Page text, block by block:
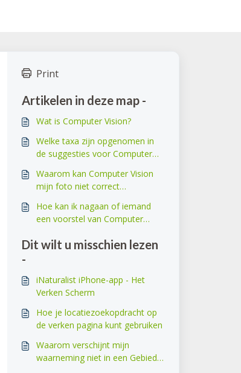
Print
Artikelen in deze map -
Wat is Computer Vision?
Welke taxa zijn opgenomen in
de suggesties voor Computer
Waarom kan Computer Vision
mijn foto niet correct
Hoe kan ik nagaan of iemand
een voorstel van Computer
Dit wilt u misschien lezen
-
iNaturalist iPhone-app - Het
Verken Scherm
Hoe je locatiezoekopdracht op
de verken pagina kunt gebruiken
Waarom verschijnt mijn
waarneming niet in een Gebied